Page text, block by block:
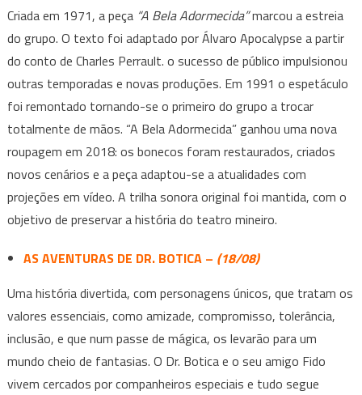
Criada em 1971, a peça “A Bela Adormecida”marcou a estreia
do grupo. O texto foi adaptado por Álvaro Apocalypse a partir
do conto de Charles Perrault. o sucesso de público impulsionou
outras temporadas e novas produções. Em 1991 o espetáculo
foi remontado tornando-se o primeiro do grupo a trocar
totalmente de mãos. “A Bela Adormecida” ganhou uma nova
roupagem em 2018: os bonecos foram restaurados, criados
novos cenários e a peça adaptou-se a atualidades com
projeções em vídeo. A trilha sonora original foi mantida, com o
objetivo de preservar a história do teatro mineiro.
AS AVENTURAS DE DR. BOTICA – (18/08)
Uma história divertida, com personagens únicos, que tratam os
valores essenciais, como amizade, compromisso, tolerância,
inclusão, e que num passe de mágica, os levarão para um
mundo cheio de fantasias. O Dr. Botica e o seu amigo Fido
vivem cercados por companheiros especiais e tudo segue